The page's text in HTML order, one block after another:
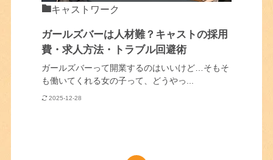
キャストワーク
ガールズバーは人材難？キャストの採用
費・求人方法・トラブル回避術
ガールズバーって開業するのはいいけど…そもそ
も働いてくれる女の子って、どうやっ...
2025-12-28